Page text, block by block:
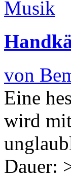
von
Eine
wird
Dauer: